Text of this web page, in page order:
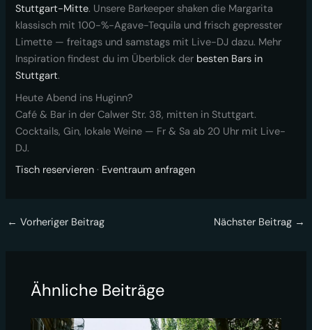
Stuttgart-Mitte. Unsere Barkeeper shaken die Margarita
klassisch mit 100-%-Agave-Tequila und frisch gepresster
Limette — freitags und samstags mit Live-DJ dazu. Mehr
Inspiration findest du im Überblick der besten Bars in
Stuttgart.
Heute Abend ins Huginn?
Café & Bar in der Calwer Str. 38, mitten in Stuttgart.
Cocktails, Gin, lokale Weine — Fr & Sa ab 20 Uhr mit Live-
DJ.
Tisch reservieren · Eventraum anfragen
← Vorheriger Beitrag Nächster Beitrag →
Ähnliche Beiträge